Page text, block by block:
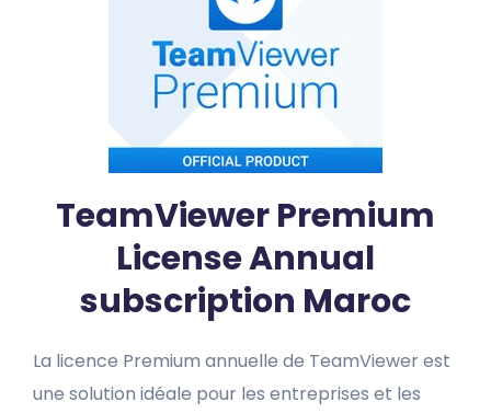
TeamViewer Premium
License Annual
subscription Maroc
La licence Premium annuelle de TeamViewer est
une solution idéale pour les entreprises et les